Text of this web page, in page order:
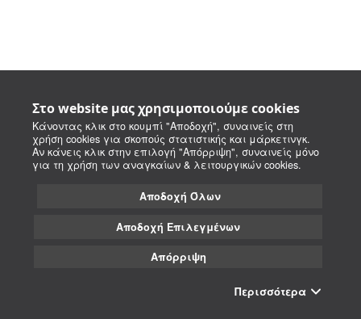
Στο website μας χρησιμοποιούμε cookies
Κάνοντας κλικ στο κουμπί "Αποδοχή", συναινείς στη
χρήση cookies για σκοπούς στατιστικής και μάρκετινγκ.
Αν κάνεις κλικ στην επιλογή "Απόρριψη", συναινείς μόνο
για τη χρήση των αναγκαίων & λειτουργικών cookies.
Αποδοχή Όλων
Αποδοχή Επιλεγμένων
Απόρριψη
Περισσότερα